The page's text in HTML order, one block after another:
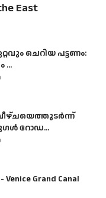
East
ചെറിയ പട്ടണം:
...
റോഡ...
Grand Canal